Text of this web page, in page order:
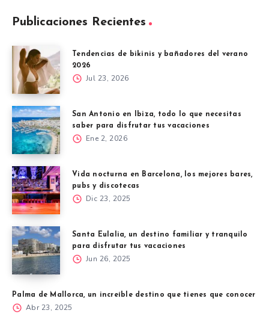
Publicaciones Recientes
Tendencias de bikinis y bañadores del verano
2026
Jul 23, 2026
San Antonio en Ibiza, todo lo que necesitas
saber para disfrutar tus vacaciones
Ene 2, 2026
Vida nocturna en Barcelona, los mejores bares,
pubs y discotecas
Dic 23, 2025
Santa Eulalia, un destino familiar y tranquilo
para disfrutar tus vacaciones
Jun 26, 2025
Palma de Mallorca, un increíble destino que tienes que conocer
Abr 23, 2025